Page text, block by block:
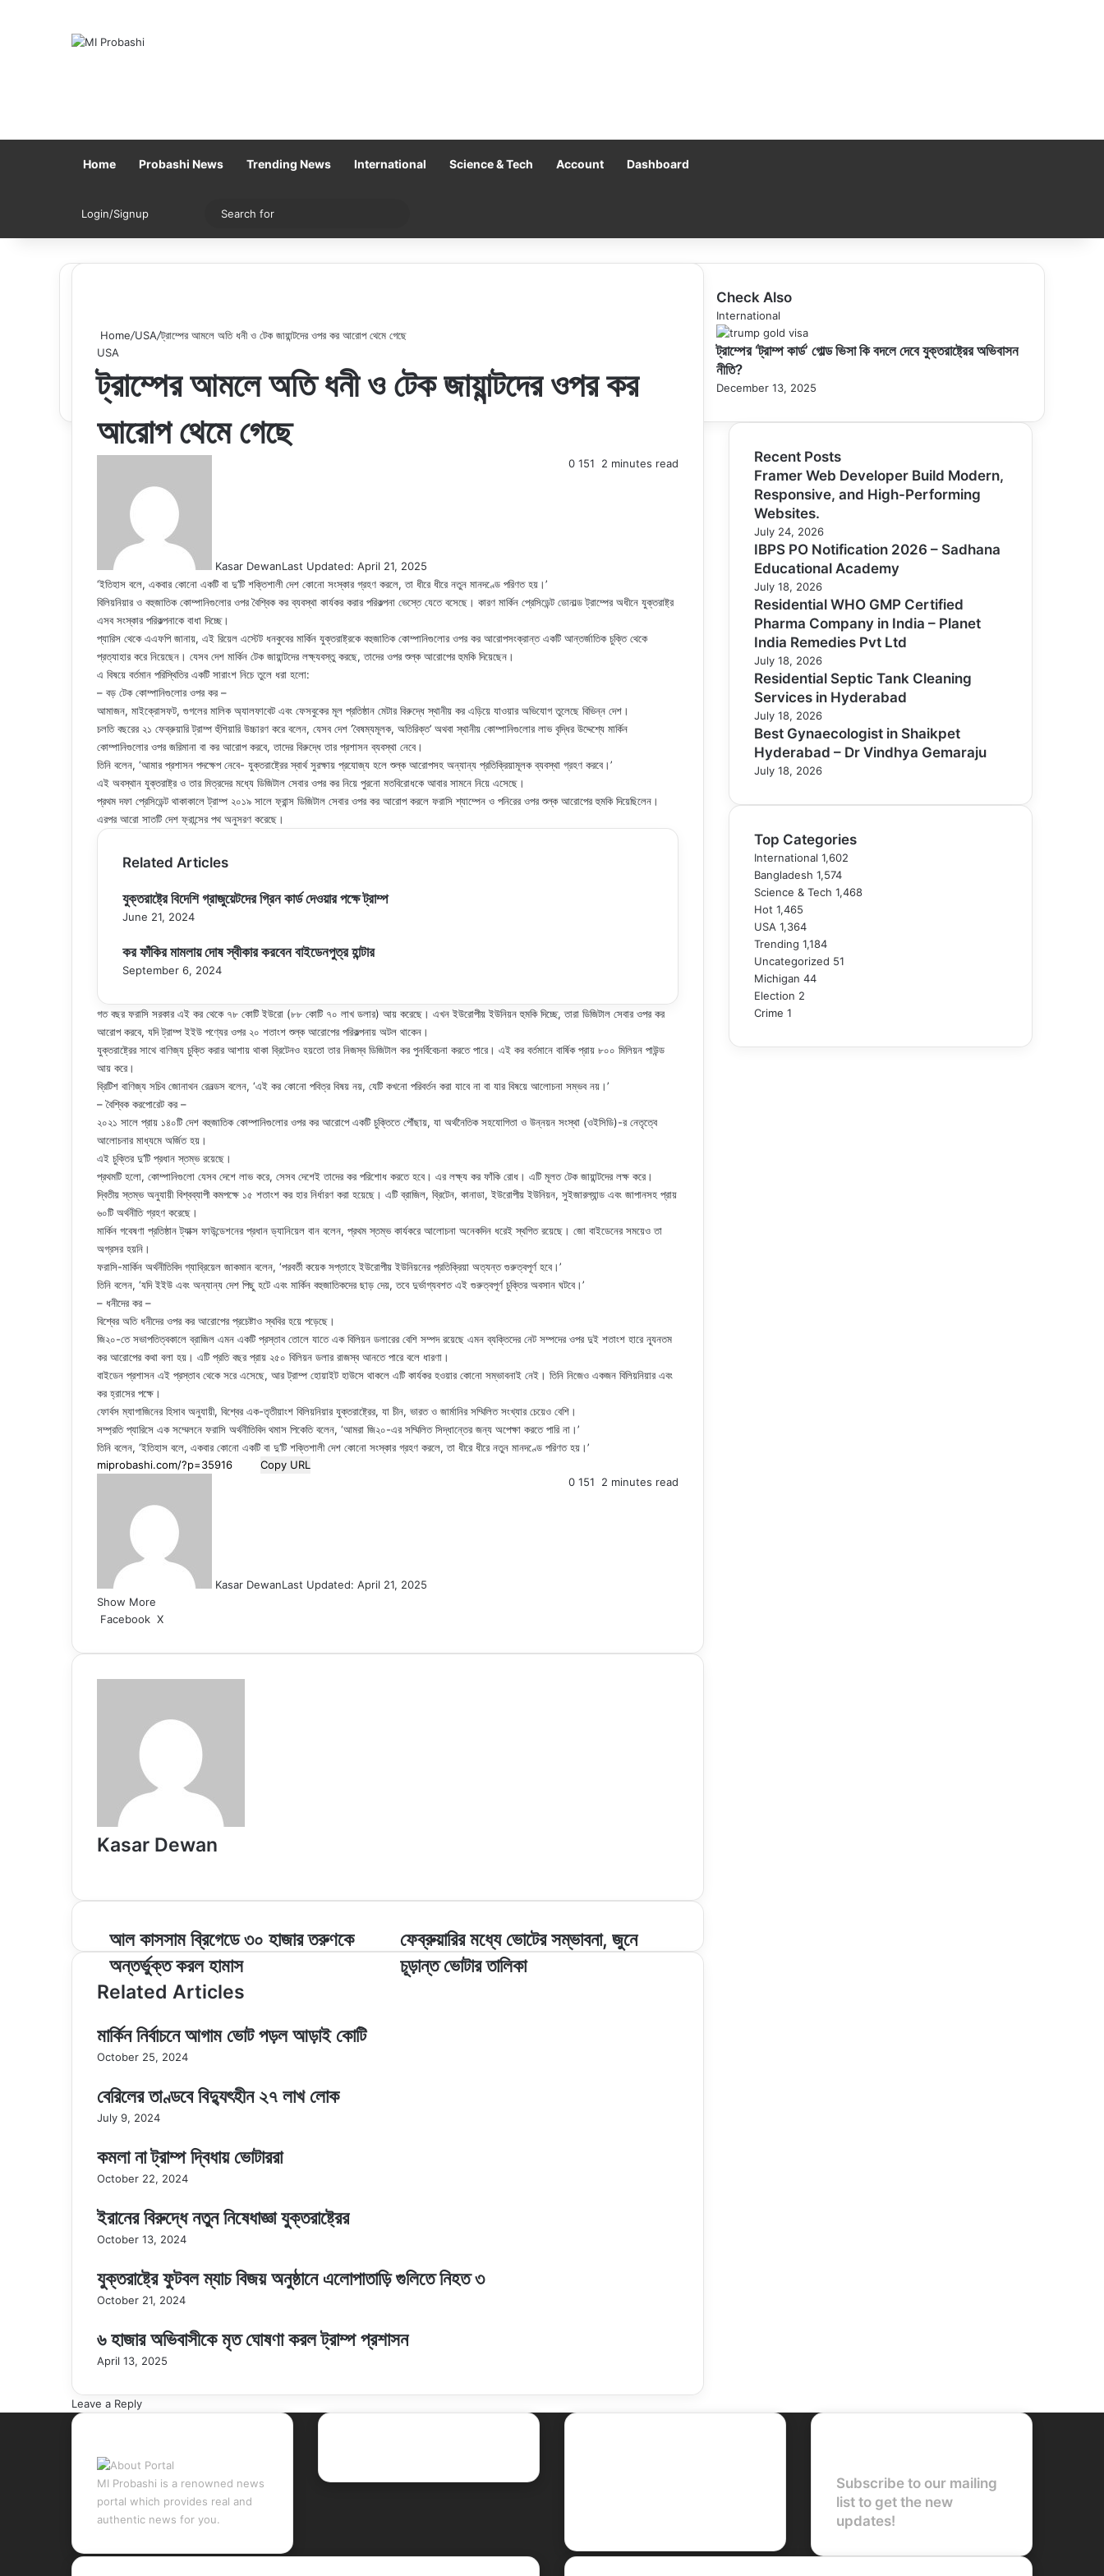
Home Probashi News Trending News International Science & Tech Account Dashboard
Login/Signup Switch skin
for
Home/USA/ট্রাম্পের আমলে অতি ধনী ও টেক জায়ান্টদের ওপর কর আরোপ থেমে গেছে
USA
ট্রাম্পের আমলে অতি ধনী ও টেক জায়ান্টদের ওপর কর
আরোপ থেমে গেছে
Kasar DewanLast Updated: April 21, 2025
0 151 2 minutes read
‘ইতিহাস বলে, একবার কোনো একটি বা দু’টি শক্তিশালী দেশ কোনো সংস্কার গ্রহণ করলে, তা ধীরে ধীরে নতুন মানদণ্ডে পরিণত হয়।’
বিলিয়নিয়ার ও বহুজাতিক কোম্পানিগুলোর ওপর বৈশ্বিক কর ব্যবস্থা কার্যকর করার পরিকল্পনা ভেস্তে যেতে বসেছে। কারণ মার্কিন প্রেসিডেন্ট ডোনাল্ড ট্রাম্পের অধীনে যুক্তরাষ্ট্র
এসব সংস্কার পরিকল্পনাকে বাধা দিচ্ছে।
প্যারিস থেকে এএফপি জানায়, এই রিয়েল এস্টেট ধনকুবের মার্কিন যুক্তরাষ্ট্রকে বহুজাতিক কোম্পানিগুলোর ওপর কর আরোপসংক্রান্ত একটি আন্তর্জাতিক চুক্তি থেকে
প্রত্যাহার করে নিয়েছেন। যেসব দেশ মার্কিন টেক জায়ান্টদের লক্ষ্যবস্তু করছে, তাদের ওপর শুল্ক আরোপের হুমকি দিয়েছেন।
এ বিষয়ে বর্তমান পরিস্থিতির একটি সারাংশ নিচে তুলে ধরা হলো:
– বড় টেক কোম্পানিগুলোর ওপর কর –
আমাজন, মাইক্রোসফট, গুগলের মালিক অ্যালফাবেট এবং ফেসবুকের মূল প্রতিষ্ঠান মেটার বিরুদ্ধে স্থানীয় কর এড়িয়ে যাওয়ার অভিযোগ তুলেছে বিভিন্ন দেশ।
চলতি বছরের ২১ ফেব্রুয়ারি ট্রাম্প হুঁশিয়ারি উচ্চারণ করে বলেন, যেসব দেশ ‘বৈষম্যমূলক, অতিরিক্ত’ অথবা স্থানীয় কোম্পানিগুলোর লাভ বৃদ্ধির উদ্দেশ্যে মার্কিন
কোম্পানিগুলোর ওপর জরিমানা বা কর আরোপ করবে, তাদের বিরুদ্ধে তার প্রশাসন ব্যবস্থা নেবে।
তিনি বলেন, ‘আমার প্রশাসন পদক্ষেপ নেবে- যুক্তরাষ্ট্রের স্বার্থ সুরক্ষায় প্রযোজ্য হলে শুল্ক আরোপসহ অন্যান্য প্রতিক্রিয়ামূলক ব্যবস্থা গ্রহণ করবে।’
এই অবস্থান যুক্তরাষ্ট্র ও তার মিত্রদের মধ্যে ডিজিটাল সেবার ওপর কর নিয়ে পুরনো মতবিরোধকে আবার সামনে নিয়ে এসেছে।
প্রথম দফা প্রেসিডেন্ট থাকাকালে ট্রাম্প ২০১৯ সালে ফ্রান্স ডিজিটাল সেবার ওপর কর আরোপ করলে ফরাসি শ্যাম্পেন ও পনিরের ওপর শুল্ক আরোপের হুমকি দিয়েছিলেন।
এরপর আরো সাতটি দেশ ফ্রান্সের পথ অনুসরণ করেছে।
Related Articles
যুক্তরাষ্ট্রে বিদেশি গ্রাজুয়েটদের গ্রিন কার্ড দেওয়ার পক্ষে ট্রাম্প
June 21, 2024
কর ফাঁকির মামলায় দোষ স্বীকার করবেন বাইডেনপুত্র হান্টার
September 6, 2024
গত বছর ফরাসি সরকার এই কর থেকে ৭৮ কোটি ইউরো (৮৮ কোটি ৭০ লাখ ডলার) আয় করেছে। এখন ইউরোপীয় ইউনিয়ন হুমকি দিচ্ছে, তারা ডিজিটাল সেবার ওপর কর
আরোপ করবে, যদি ট্রাম্প ইইউ পণ্যের ওপর ২০ শতাংশ শুল্ক আরোপের পরিকল্পনায় অটল থাকেন।
যুক্তরাষ্ট্রের সাথে বাণিজ্য চুক্তি করার আশায় থাকা ব্রিটেনও হয়তো তার নিজস্ব ডিজিটাল কর পুনর্বিবেচনা করতে পারে। এই কর বর্তমানে বার্ষিক প্রায় ৮০০ মিলিয়ন পাউন্ড
আয় করে।
ব্রিটিশ বাণিজ্য সচিব জোনাথন রেনল্ডস বলেন, ‘এই কর কোনো পবিত্র বিষয় নয়, যেটি কখনো পরিবর্তন করা যাবে না বা যার বিষয়ে আলোচনা সম্ভব নয়।’
– বৈশ্বিক করপোরেট কর –
২০২১ সালে প্রায় ১৪০টি দেশ বহুজাতিক কোম্পানিগুলোর ওপর কর আরোপে একটি চুক্তিতে পৌঁছায়, যা অর্থনৈতিক সহযোগিতা ও উন্নয়ন সংস্থা (ওইসিডি)-র নেতৃত্বে
আলোচনার মাধ্যমে অর্জিত হয়।
এই চুক্তির দু’টি প্রধান স্তম্ভ রয়েছে।
প্রথমটি হলো, কোম্পানিগুলো যেসব দেশে লাভ করে, সেসব দেশেই তাদের কর পরিশোধ করতে হবে। এর লক্ষ্য কর ফাঁকি রোধ। এটি মূলত টেক জায়ান্টদের লক্ষ করে।
দ্বিতীয় স্তম্ভ অনুযায়ী বিশ্বব্যাপী কমপক্ষে ১৫ শতাংশ কর হার নির্ধারণ করা হয়েছে। এটি ব্রাজিল, ব্রিটেন, কানাডা, ইউরোপীয় ইউনিয়ন, সুইজারল্যান্ড এবং জাপানসহ প্রায়
৬০টি অর্থনীতি গ্রহণ করেছে।
মার্কিন গবেষণা প্রতিষ্ঠান ট্যাক্স ফাউন্ডেশনের প্রধান ড্যানিয়েল বান বলেন, প্রথম স্তম্ভ কার্যকরে আলোচনা অনেকদিন ধরেই স্থগিত রয়েছে। জো বাইডেনের সময়েও তা
অগ্রসর হয়নি।
ফরাসি-মার্কিন অর্থনীতিবিদ গ্যাব্রিয়েল জাকমান বলেন, ‘পরবর্তী কয়েক সপ্তাহে ইউরোপীয় ইউনিয়নের প্রতিক্রিয়া অত্যন্ত গুরুত্বপূর্ণ হবে।’
তিনি বলেন, ‘যদি ইইউ এবং অন্যান্য দেশ পিছু হটে এবং মার্কিন বহুজাতিকদের ছাড় দেয়, তবে দুর্ভাগ্যবশত এই গুরুত্বপূর্ণ চুক্তির অবসান ঘটবে।’
– ধনীদের কর –
বিশ্বের অতি ধনীদের ওপর কর আরোপের প্রচেষ্টাও স্থবির হয়ে পড়েছে।
জি২০-তে সভাপতিত্বকালে ব্রাজিল এমন একটি প্রস্তাব তোলে যাতে এক বিলিয়ন ডলারের বেশি সম্পদ রয়েছে এমন ব্যক্তিদের নেট সম্পদের ওপর দুই শতাংশ হারে ন্যূনতম
কর আরোপের কথা বলা হয়। এটি প্রতি বছর প্রায় ২৫০ বিলিয়ন ডলার রাজস্ব আনতে পারে বলে ধারণা।
বাইডেন প্রশাসন এই প্রস্তাব থেকে সরে এসেছে, আর ট্রাম্প হোয়াইট হাউসে থাকলে এটি কার্যকর হওয়ার কোনো সম্ভাবনাই নেই। তিনি নিজেও একজন বিলিয়নিয়ার এবং
কর হ্রাসের পক্ষে।
ফোর্বস ম্যাগাজিনের হিসাব অনুযায়ী, বিশ্বের এক-তৃতীয়াংশ বিলিয়নিয়ার যুক্তরাষ্ট্রের, যা চীন, ভারত ও জার্মানির সম্মিলিত সংখ্যার চেয়েও বেশি।
সম্প্রতি প্যারিসে এক সম্মেলনে ফরাসি অর্থনীতিবিদ থমাস পিকেতি বলেন, ‘আমরা জি২০-এর সম্মিলিত সিদ্ধান্তের জন্য অপেক্ষা করতে পারি না।’
তিনি বলেন, ‘ইতিহাস বলে, একবার কোনো একটি বা দু’টি শক্তিশালী দেশ কোনো সংস্কার গ্রহণ করলে, তা ধীরে ধীরে নতুন মানদণ্ডে পরিণত হয়।’
Copy URL
Kasar DewanLast Updated: April 21, 2025
0 151 2 minutes read
Show More
Facebook X
Email
Kasar Dewan
আল
কাসসাম
ব্রিগেডে
৩০
হাজার
অন্তর্ভুক্ত
করল
আল কাসসাম ব্রিগেডে ৩০ হাজার তরুণকে
অন্তর্ভুক্ত করল হামাস
ফেব্রুয়ারির
মধ্যে
ভোটের
ফেব্রুয়ারির মধ্যে ভোটের সম্ভাবনা, জুনে
চূড়ান্ত ভোটার তালিকা
Related Articles
মার্কিন নির্বাচনে আগাম ভোট পড়ল আড়াই কোটি
October 25, 2024
বেরিলের তাণ্ডবে বিদ্যুৎহীন ২৭ লাখ লোক
July 9, 2024
কমলা না ট্রাম্প দ্বিধায় ভোটাররা
October 22, 2024
ইরানের বিরুদ্ধে নতুন নিষেধাজ্ঞা যুক্তরাষ্ট্রের
October 13, 2024
যুক্তরাষ্ট্রে ফুটবল ম্যাচ বিজয় অনুষ্ঠানে এলোপাতাড়ি গুলিতে নিহত ৩
October 21, 2024
৬ হাজার অভিবাসীকে মৃত ঘোষণা করল ট্রাম্প প্রশাসন
April 13, 2025
Leave a Reply
Check Also
Close
International
ট্রাম্পের ‘ট্রাম্প কার্ড’ গোল্ড ভিসা কি বদলে দেবে যুক্তরাষ্ট্রের অভিবাসন
নীতি?
December 13, 2025
Recent Posts
Framer Web Developer Build Modern,
Responsive, and High-Performing
Websites.
July 24, 2026
IBPS PO Notification 2026 – Sadhana
Educational Academy
July 18, 2026
Residential WHO GMP Certified
Pharma Company in India – Planet
India Remedies Pvt Ltd
July 18, 2026
Residential Septic Tank Cleaning
Services in Hyderabad
July 18, 2026
Best Gynaecologist in Shaikpet
Hyderabad – Dr Vindhya Gemaraju
July 18, 2026
Top Categories
International 1,602
Bangladesh 1,574
Science & Tech 1,468
Hot 1,465
USA 1,364
Trending 1,184
Uncategorized 51
Michigan 44
Election 2
Crime 1
MI Probashi is a renowned news
portal which provides real and
authentic news for you.
Subscribe to our mailing
list to get the new
updates!